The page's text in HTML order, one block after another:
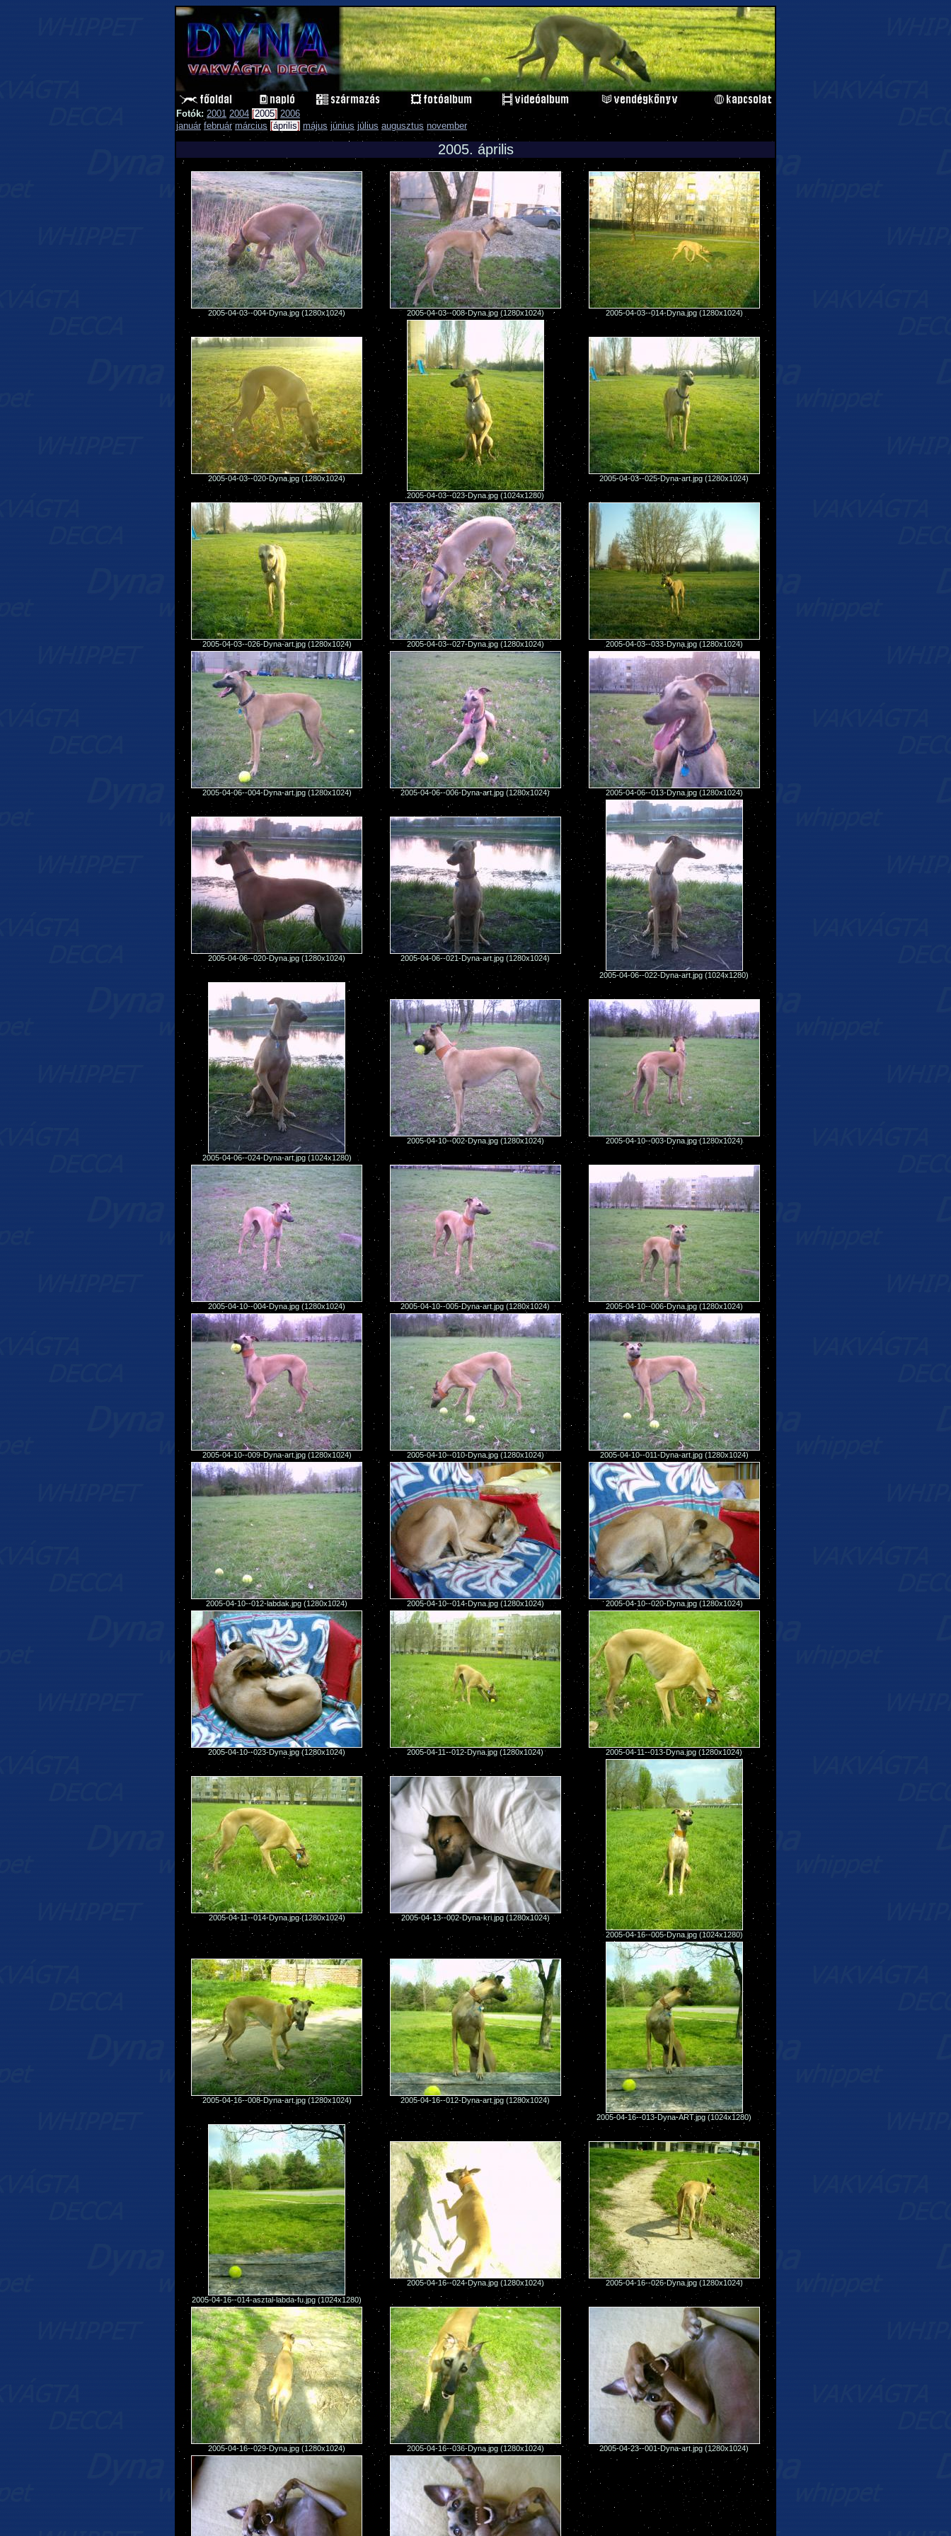
Fotók: 2001 2004 [2005] 2006
január február március [április] május június július augusztus november
2005. április
2005-04-03--004-Dyna.jpg (1280x1024) 2005-04-03--008-Dyna.jpg (1280x1024) 2005-04-03--014-Dyna.jpg (1280x1024)
2005-04-03--020-Dyna.jpg (1280x1024)
2005-04-03--023-Dyna.jpg (1024x1280)
2005-04-03--025-Dyna-art.jpg (1280x1024)
2005-04-03--026-Dyna-art.jpg (1280x1024) 2005-04-03--027-Dyna.jpg (1280x1024) 2005-04-03--033-Dyna.jpg (1280x1024)
2005-04-06--004-Dyna-art.jpg (1280x1024) 2005-04-06--006-Dyna-art.jpg (1280x1024) 2005-04-06--013-Dyna.jpg (1280x1024)
2005-04-06--020-Dyna.jpg (1280x1024)
2005-04-06--021-Dyna-art.jpg (1280x1024)
2005-04-06--022-Dyna-art.jpg (1024x1280)
2005-04-06--024-Dyna-art.jpg (1024x1280)
2005-04-10--002-Dyna.jpg (1280x1024) 2005-04-10--003-Dyna.jpg (1280x1024)
2005-04-10--004-Dyna.jpg (1280x1024) 2005-04-10--005-Dyna-art.jpg (1280x1024) 2005-04-10--006-Dyna.jpg (1280x1024)
2005-04-10--009-Dyna-art.jpg (1280x1024) 2005-04-10--010-Dyna.jpg (1280x1024) 2005-04-10--011-Dyna-art.jpg (1280x1024)
2005-04-10--012-labdak.jpg (1280x1024) 2005-04-10--014-Dyna.jpg (1280x1024) 2005-04-10--020-Dyna.jpg (1280x1024)
2005-04-10--023-Dyna.jpg (1280x1024) 2005-04-11--012-Dyna.jpg (1280x1024) 2005-04-11--013-Dyna.jpg (1280x1024)
2005-04-11--014-Dyna.jpg (1280x1024)
2005-04-13--002-Dyna-kri.jpg (1280x1024)
2005-04-16--005-Dyna.jpg (1024x1280)
2005-04-16--008-Dyna-art.jpg (1280x1024)
2005-04-16--012-Dyna-art.jpg (1280x1024)
2005-04-16--013-Dyna-ART.jpg (1024x1280)
2005-04-16--014-asztal-labda-fu.jpg (1024x1280)
2005-04-16--024-Dyna.jpg (1280x1024) 2005-04-16--026-Dyna.jpg (1280x1024)
2005-04-16--029-Dyna.jpg (1280x1024) 2005-04-16--036-Dyna.jpg (1280x1024) 2005-04-23--001-Dyna-art.jpg (1280x1024)